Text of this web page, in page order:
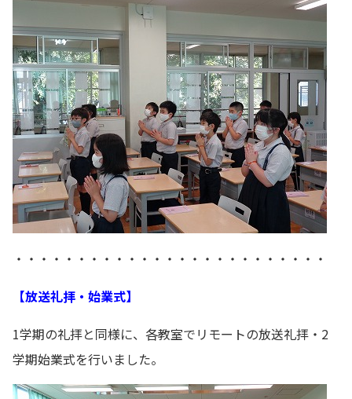
・・・・・・・・・・・・・・・・・・・・・・・・・
【放送礼拝・始業式】
1学期の礼拝と同様に、各教室でリモートの放送礼拝・2
学期始業式を行いました。